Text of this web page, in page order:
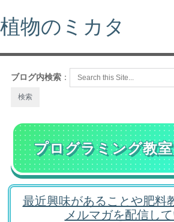
植物のミカタ
ブログ内検索 ：
プログラミング教室
最近興味があることや肥料
メルマガを配信し